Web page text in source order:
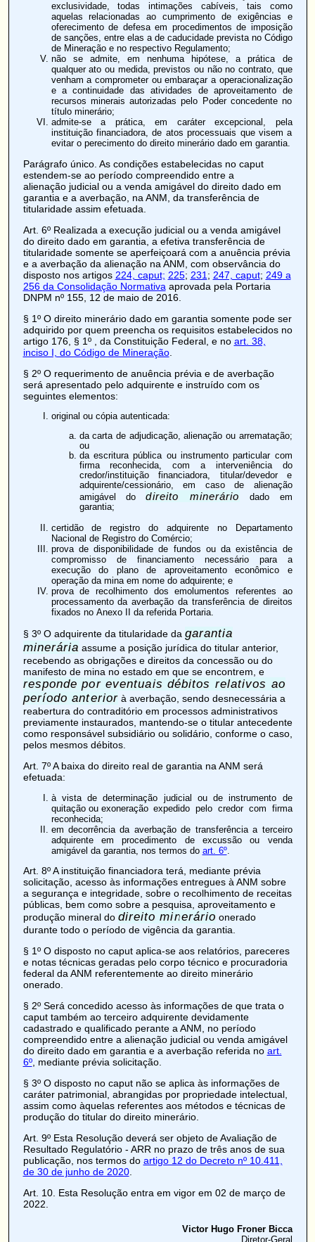
exclusividade, todas intimações cabíveis, tais como
aquelas relacionadas ao cumprimento de exigências e
oferecimento de defesa em procedimentos de imposição
de sanções, entre elas a de caducidade prevista no Código
de Mineração e no respectivo Regulamento;
não se admite, em nenhuma hipótese, a prática de
qualquer ato ou medida, previstos ou não no contrato, que
venham a comprometer ou embaraçar a operacionalização
e a continuidade das atividades de aproveitamento de
recursos minerais autorizadas pelo Poder concedente no
título minerário;
admite-se a prática, em caráter excepcional, pela
instituição financiadora, de atos processuais que visem a
evitar o perecimento do direito minerário dado em garantia.
Parágrafo único. As condições estabelecidas no caput
estendem-se ao período compreendido entre a
alienação judicialou a venda amigável do direito dado em
garantia e a averbação, na ANM, da transferência de
titularidade assim efetuada.
Art. 6ºRealizada a execução judicial ou a venda amigável
do direito dado em garantia, a efetiva transferência de
titularidade somente se aperfeiçoará com a anuência prévia
e a averbação da alienação na ANM, com observância do
disposto nos artigos 224, caput; 225; 231 ; 247, caput; 249 a
256 da Consolidação Normativa aprovada pela Portaria
DNPM nº 155, 12 de maio de 2016.
§ 1º O direito minerário dado em garantia somente pode ser
adquirido por quem preencha os requisitos estabelecidos no
artigo 176, § 1º, da Constituição Federal, e no art. 38,
inciso I, do Código de Mineração.
§ 2º O requerimento de anuência prévia e de averbação
será apresentado pelo adquirente e instruído com os
seguintes elementos:
original ou cópia autenticada:
da carta de adjudicação, alienação ou arrematação;
ou
da escritura pública ou instrumento particular com
firma reconhecida, com a interveniência do
credor/instituição financiadora, titular/devedor e
adquirente/cessionário, em caso de alienação
amigável dodireito minerário
dado em
garantia;
certidão de registro do adquirente no Departamento
Nacional de Registro do Comércio;
prova de disponibilidade de fundos ou da existência de
compromisso de financiamento necessário para a
execução do plano de aproveitamento econômico e
operação da mina em nome do adquirente; e
prova de recolhimento dos emolumentos referentes ao
processamento da averbação da transferência de direitos
fixados no Anexo II da referida Portaria.
§ 3º O adquirente da titularidade da garantia
minerária assume a posição jurídica do titular anterior,
recebendo as obrigações e direitos da concessão ou do
manifesto de mina no estado em que se encontrem, e
responde por eventuais débitos relativos ao
período anterior àaverbação , sendo desnecessária a
reabertura do contraditório em processos administrativos
previamente instaurados, mantendo-se o titular antecedente
como responsável subsidiário ou solidário, conforme o caso,
pelos mesmos débitos.
Art. 7ºA baixa do direito real de garantia na ANM será
efetuada:
à vista de determinação judicial ou de instrumento de
quitação ou exoneraçãoexpedido pelo credor com firma
reconhecida;
em decorrência da averbação de transferência a terceiro
adquirente em procedimento de excussãoou venda
amigável da garantia, nos termos do art. 6º.
Art. 8ºA instituição financiadora terá, mediante prévia
solicitação, acesso às informações entregues à ANM sobre
a segurança e integridade, sobre o recolhimento de receitas
públicas, bem como sobre a pesquisa, aproveitamento e
produção mineral do direito minerário onerado
durante todo o período de vigência da garantia.
§ 1º O disposto no caput aplica-se aos relatórios, pareceres
e notas técnicas geradas pelo corpo técnico e procuradoria
federal da ANM referentemente ao direito minerário
onerado.
§ 2º Será concedido acesso às informações de que trata o
caput também ao terceiro adquirente devidamente
cadastrado e qualificado perante a ANM, no período
compreendido entre a alienação judicialou venda amigável
do direito dado em garantia e a averbaçãoreferida no art.
6º, mediante prévia solicitação.
§ 3º O disposto no caput não se aplica às informações de
caráter patrimonial, abrangidas por propriedade intelectual,
assim como àquelas referentes aos métodos e técnicas de
produção do titular do direito minerário.
Art. 9ºEsta Resolução deverá ser objeto de Avaliação de
Resultado Regulatório - ARR no prazo de três anos de sua
publicação, nos termos do artigo 12 do Decreto nº 10.411,
de 30 de junho de 2020.
Art. 10. Esta Resolução entra em vigor em 02 de março de
2022.
Victor Hugo Froner Bicca
Diretor-Geral